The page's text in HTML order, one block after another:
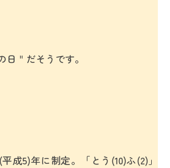
＂だそうです。
成5)年に制定。「とう(10)ふ(2)」